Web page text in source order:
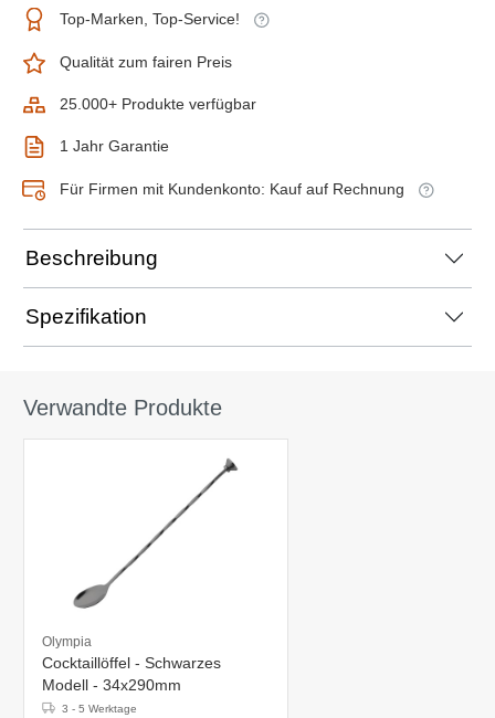
Top-Marken, Top-Service!
Qualität zum fairen Preis
25.000+ Produkte verfügbar
1 Jahr Garantie
Für Firmen mit Kundenkonto: Kauf auf Rechnung
Beschreibung
Spezifikation
Verwandte Produkte
Olympia
Cocktaillöffel - Schwarzes
Modell - 34x290mm
3 - 5 Werktage